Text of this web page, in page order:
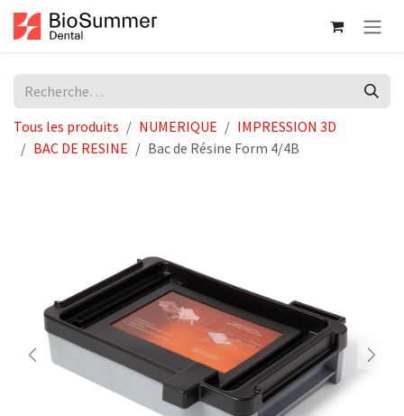
Se rendre au contenu
Tous les produits NUMERIQUE
IMPRESSION 3D
BAC DE RESINE
Bac de Résine Form 4/4B